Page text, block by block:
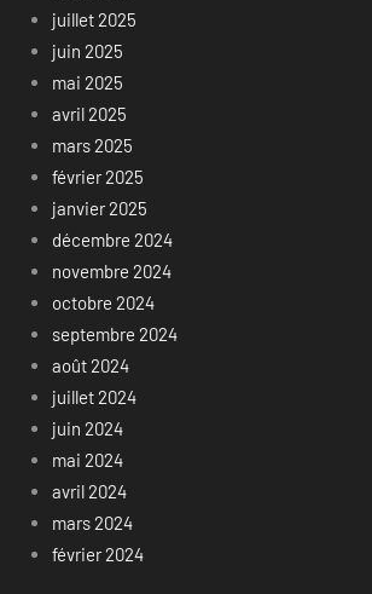
juillet 2025
juin 2025
mai 2025
avril 2025
mars 2025
février 2025
janvier 2025
décembre 2024
novembre 2024
octobre 2024
septembre 2024
août 2024
juillet 2024
juin 2024
mai 2024
avril 2024
mars 2024
février 2024